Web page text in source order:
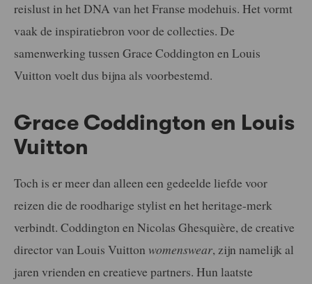
reislust in het DNA van het Franse modehuis. Het vormt
vaak de inspiratiebron voor de collecties. De
samenwerking tussen Grace Coddington en Louis
Vuitton voelt dus bijna als voorbestemd.
Grace Coddington en Louis
Vuitton
Toch is er meer dan alleen een gedeelde liefde voor
reizen die de roodharige stylist en het heritage-merk
verbindt. Coddington en Nicolas Ghesquière, de creative
director van Louis Vuitton womenswear, zijn namelijk al
jaren vrienden en creatieve partners. Hun laatste